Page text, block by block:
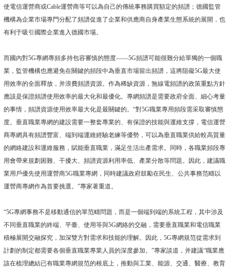
使電信運營商或Cable運營商等可以為自己的傳統事務購買額定的頻譜；德國監管
機構為企業市場專門分配了頻譜促進了企業和供應商自身產業生態系統的展開，也
有利于吸引國際企業進入德國市場。
而國內對5G專網專頻多持包容審慎的態度——5G頻譜可能很難分給單獨的一個職
業，監管機構也應避免在關鍵的頻段中為垂直市場留出頻譜，這將阻礙5G最大使
用效率的全面釋放，并浪費頻譜資源。作為稀缺資源，無線電頻譜的政策重點方針
應該是保證頻譜使用效率的最大化和最優化。專網頻譜是需要政府全面、細心考量
的事情，頻譜資源使用效率最大化是最關鍵的。“對5G職業專用頻段需采取審慎態
度。垂直職業專網的建設需要一整套專業的、有保證的技能與運維支撐，電信運營
商專網具有頻譜豐富、端到端運維經驗老練等優勢，可以為垂直職業供給較高質量
的網絡建設和運維服務，賦能垂直職業，滿足生活出產需求。同時，各職業頻段專
用會帶來規劃困難、干擾大、頻譜資源利用率低、產業分散等問題。因此，建議職
業用戶優先使用運營商5G職業專網，同時建議政府鼓勵在民生、公共事務范疇以
運營商專網作為首要挑選。”專家著重道。
“5G專網事務不是移動通信的單范疇問題，而是一個端到端的系統工程，其中涉及
不同垂直職業的終端、平臺、使用等與5G網絡的交融，需要垂直職業和電信職業
積極展開交融探究，加深雙方對需求和技能的理解。因此，5G專網規范從需求到
計劃的制定都需要各個垂直職業專業人員的深度參加。”專家談道，并建議“職業應
該在梳理總結已有職業專網規范的根底上，推動與工業、能源、交通、醫療、教育